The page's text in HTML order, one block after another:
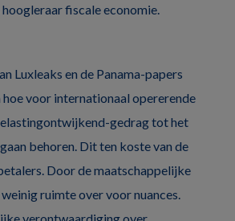
hoogleraar fiscale economie.
Luxleaks en de Panama-papers
hoe voor internationaal opererende
gedrag tot het
behoren. Dit ten koste van de
Door de maatschappelijke
ruimte over voor nuances.